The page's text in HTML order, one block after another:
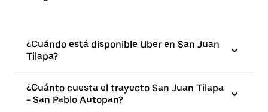
¿Cuándo está disponible Uber en San Juan
Tilapa?
¿Cuánto cuesta el trayecto San Juan Tilapa
- San Pablo Autopan?